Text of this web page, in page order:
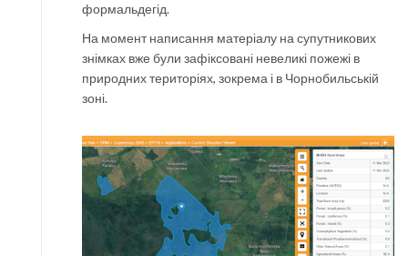
формальдегід.
На момент написання матеріалу на супутникових
знімках вже були зафіксовані невеликі пожежі в
природних територіях, зокрема і в Чорнобильській
зоні.